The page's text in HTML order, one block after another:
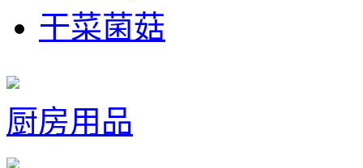
干菜菌菇
厨房用品